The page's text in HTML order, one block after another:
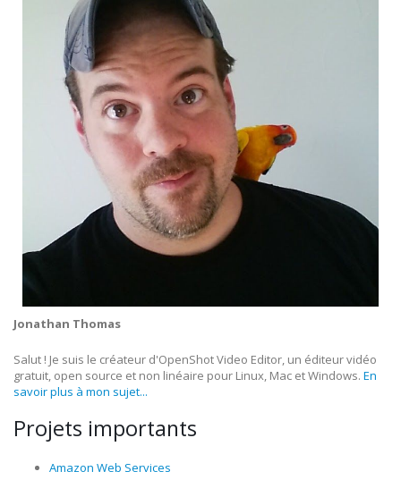
Jonathan Thomas
Salut ! Je suis le créateur d'OpenShot Video Editor, un éditeur vidéo
gratuit, open source et non linéaire pour Linux, Mac et Windows. En
savoir plus à mon sujet...
Projets importants
Amazon Web Services